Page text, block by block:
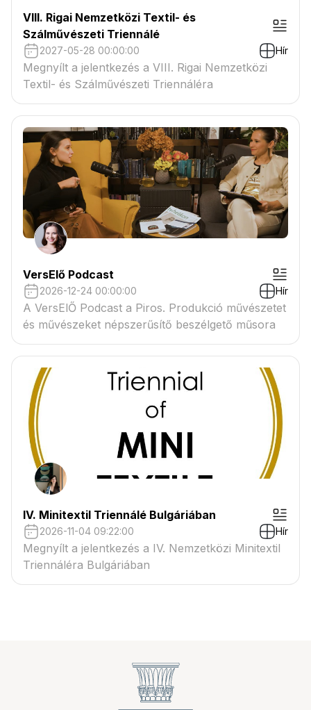
VIII. Rigai Nemzetközi Textil- és
Szálművészeti Triennálé
2027-05-28 00:00:00 Hír
Megnyílt a jelentkezés a VIII. Rigai Nemzetközi
Textil- és Szálművészeti Triennáléra
VersElő Podcast
2026-12-24 00:00:00 Hír
A VersElŐ Podcast a Piros. Produkció művészetet
és művészeket népszerűsítő beszélgető műsora
IV. Minitextil Triennálé Bulgáriában
2026-11-04 09:22:00 Hír
Megnyílt a jelentkezés a IV. Nemzetközi Minitextil
Triennáléra Bulgáriában